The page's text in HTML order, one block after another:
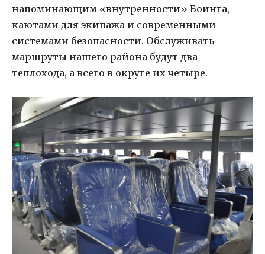
напоминающим «внутренности» Боинга,
каютами для экипажа и современными
системами безопасности. Обслуживать
маршруты нашего района будут два
теплохода, а всего в округе их четыре.